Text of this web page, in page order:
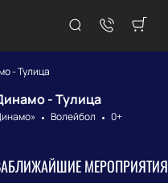
- Тулица
- Тулица
Волейбол
0+
БЛИЖАЙШИЕ МЕРОПРИЯТИЯ